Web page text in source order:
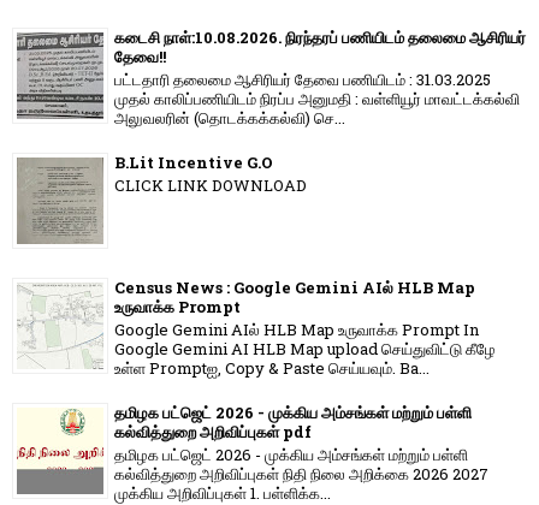
கடைசி நாள்:10.08.2026. நிரந்தரப் பணியிடம் தலைமை ஆசிரியர்
தேவை!!
பட்டதாரி தலைமை ஆசிரியர் தேவை பணியிடம் : 31.03.2025
முதல் காலிப்பணியிடம் நிரப்ப அனுமதி : வள்ளியூர் மாவட்டக்கல்வி
அலுவலரின் (தொடக்கக்கல்வி) செ...
B.Lit Incentive G.O
CLICK LINK DOWNLOAD
Census News : Google Gemini AIல் HLB Map
உருவாக்க Prompt
Google Gemini AIல் HLB Map உருவாக்க Prompt In
Google Gemini AI HLB Map upload செய்துவிட்டு கீழே
உள்ள Promptஐ, Copy & Paste செய்யவும். Ba...
தமிழக பட்ஜெட் 2026 - முக்கிய அம்சங்கள் மற்றும் பள்ளி
கல்வித்துறை அறிவிப்புகள் pdf
தமிழக பட்ஜெட் 2026 - முக்கிய அம்சங்கள் மற்றும் பள்ளி
கல்வித்துறை அறிவிப்புகள் நிதி நிலை அறிக்கை 2026 2027
முக்கிய அறிவிப்புகள் 1. பள்ளிக்க...